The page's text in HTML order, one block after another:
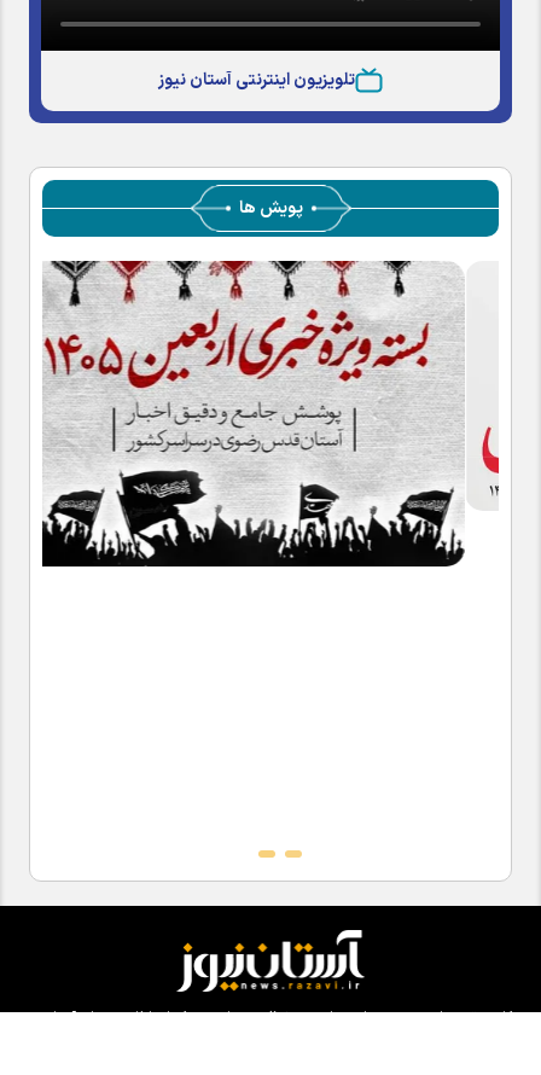
تلویزیون اینترنتی آستان نیوز
پویش ها
کلیه حقوق مادی و معنوی این سایت محفوظ و متعلق به مرکز ارتباطات و رسانه آستان